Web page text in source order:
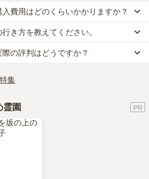
費用はどのくらいかかりますか？
般墓が約322.7万円からお求めいただけま
ある東京都の相場は、一般墓が約168万円
がよい、安いものが悪い、という訳ではあ
き方を教えてください。
営三田線「白金台駅」から徒歩約4分で
線「天現寺」出口から車で約6分です。
、本ページの「地図・交通アクセス」欄をご
の評判はどうですか？
はまだ投稿されておりません。
目安です。資料請求や現地見学を通して、
霊園